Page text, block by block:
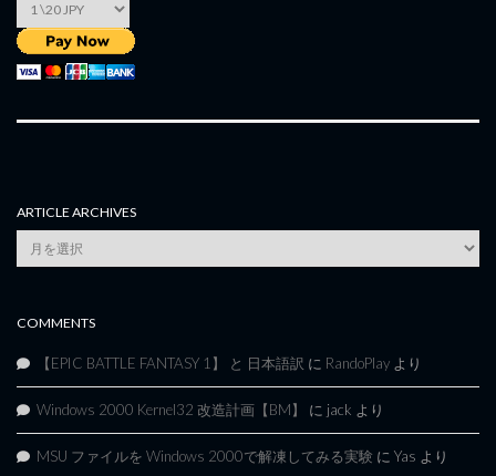
ARTICLE ARCHIVES
Article
Archives
COMMENTS
【EPIC BATTLE FANTASY 1】 と 日本語訳 に RandoPlay より
Windows 2000 Kernel32 改造計画【BM】 に jack より
MSU ファイルを Windows 2000で解凍してみる実験 に Yas より